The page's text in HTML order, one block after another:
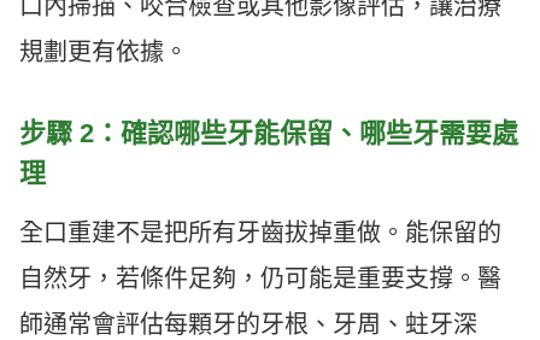
口內掃描、咬合檢查或其他影像評估，讓治療
規劃更有依據。
步驟 2：確認哪些牙能保留、哪些牙需要處
理
全口重建不是把所有牙齒拔掉重做。能保留的
自然牙，若條件足夠，仍可能是重要支撐。醫
師通常會評估每顆牙的牙根、牙周、蛀牙深